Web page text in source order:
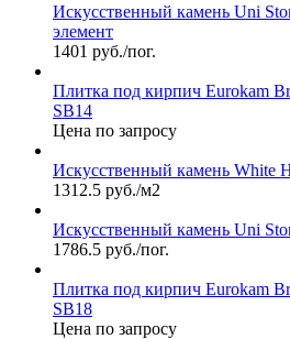
Искусственный камень Uni
элемент
1401 руб./пог.
Плитка под кирпич Eurokam
SB14
Цена по запросу
Искусственный камень White
1312.5 руб./м2
Искусственный камень Uni
1786.5 руб./пог.
Плитка под кирпич Eurokam
SB18
Цена по запросу